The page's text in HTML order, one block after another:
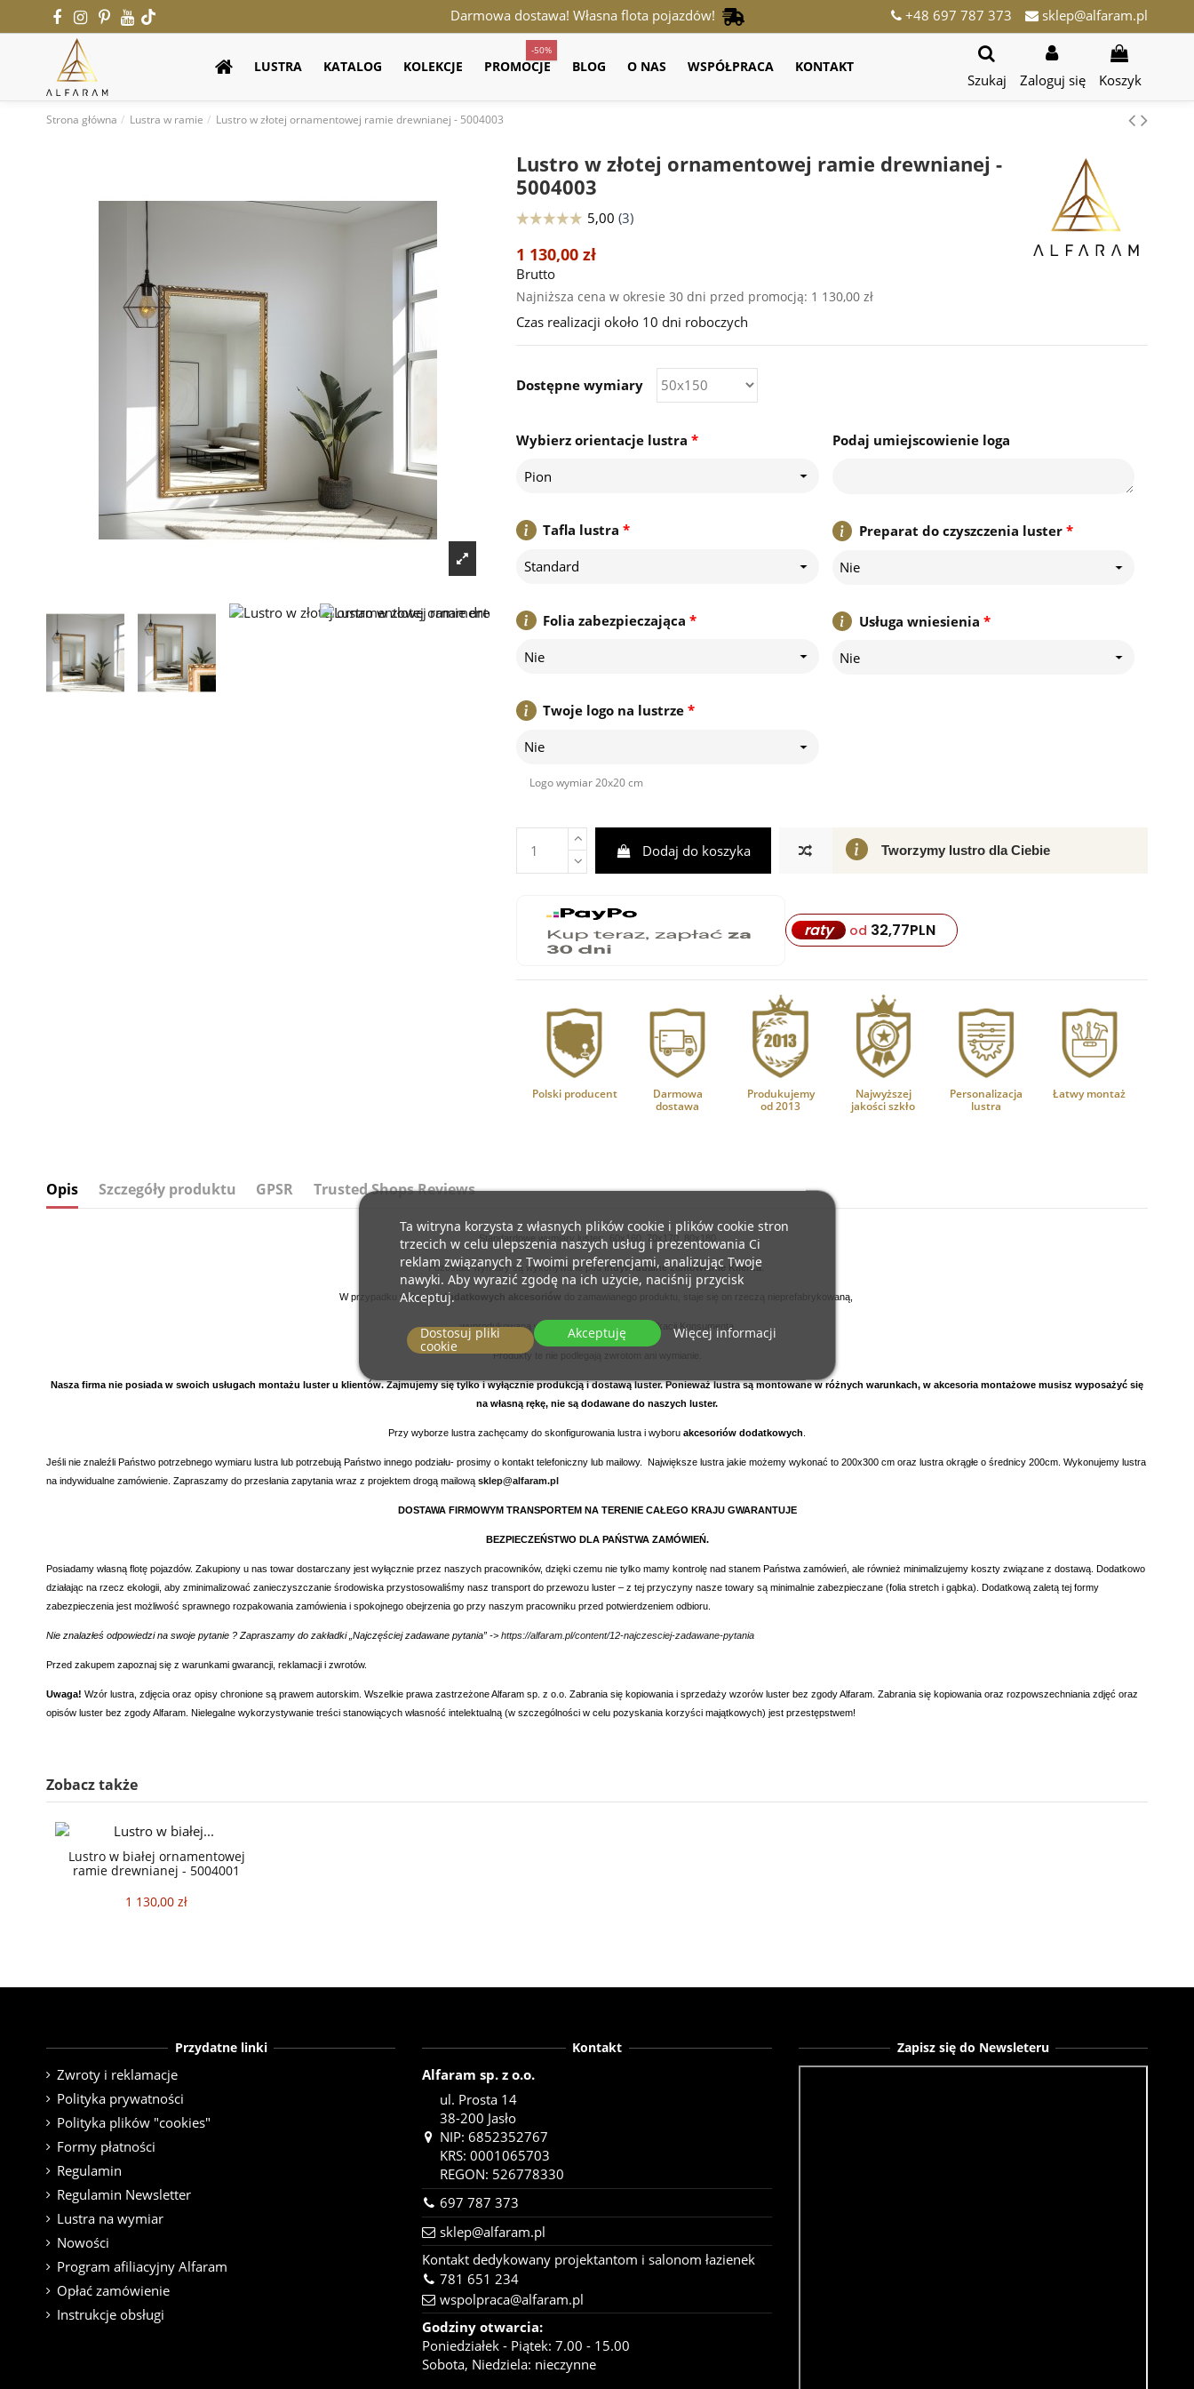
Darmowa dostawa! Własna flota pojazdów! +48 697 787 373 sklep@alfaram.pl
LUSTRA KATALOG KOLEKCJE PROMOCJE
-50%
BLOG O NAS WSPÓŁPRACA KONTAKT
Szukaj Zaloguj się Koszyk
Strona główna Lustra w ramie Lustro w złotej ornamentowej ramie drewnianej - 5004003
Lustro w złotej ornamentowej ramie drewnianej -
5004003
1 130,00 zł
Brutto
Najniższa cena w okresie 30 dni przed promocją: 1 130,00 zł
Czas realizacji około 10 dni roboczych
*
Wybierz orientacje lustra
Pion
*
Tafla lustra
Standard
*
Folia zabezpieczająca
Nie
*
Twoje logo na lustrze
Nie
Logo wymiar 20x20 cm
Podaj umiejscowienie loga
*
Preparat do czyszczenia luster
Nie
*
Usługa wniesienia
Nie
Dostępne wymiary
Dodaj do koszyka Tworzymy lustro dla Ciebie
raty od 32,77PLN
Polski producent
Darmowa
dostawa
Produkujemy
od 2013
Najwyższej
jakości szkło
Personalizacja
lustra
Łatwy montaż
Opis Szczegóły produktu GPSR Trusted Shops Reviews
Standardowe wymiary luster: 60x160, 70x170, 80x180
Pozostałe wymiary są wykonywane podindywidualne zamówienie Klienta.
W przypadku wybraniadodatkowych akcesoriów do zamawianego produktu, staje się on rzeczą nieprefabrykowaną,
wyprodukowaną według indywidualnej specyfikacji Konsumenta
Produkty te nie podlegają zwrotom ani wymianie.
Nasza firma nie posiada w swoich usługach montażu luster u klientów. Zajmujemy się tylko i wyłącznie produkcją i dostawą luster. Ponieważ lustra są montowane w różnych warunkach, w akcesoria montażowe musisz wyposażyć się
na własną rękę, nie są dodawane do naszych luster.
Przy wyborze lustra zachęcamy do skonfigurowania lustra i wyboru akcesoriów dodatkowych
Jeśli nie znaleźli Państwo potrzebnego wymiaru lustra lub potrzebują Państwo innego podziału- prosimy o kontakt telefoniczny lub mailowy. Największe lustra jakie możemy wykonać to 200x300 cm oraz lustra okrągłe o średnicy 200cm. Wykonujemy lustra
na indywidualne zamówienie. Zapraszamy do przesłania zapytania wraz z projektem drogą mailową sklep@alfaram.pl
DOSTAWA FIRMOWYM TRANSPORTEM NA TERENIE CAŁEGO KRAJU GWARANTUJE
BEZPIECZEŃSTWO DLA PAŃSTWA ZAMÓWIEŃ.
Posiadamy własną flotę pojazdów. Zakupiony u nas towar dostarczany jest wyłącznie przez naszych pracowników, dzięki czemu nie tylko mamy kontrolę nad stanem Państwa zamówień, ale również minimalizujemy koszty związane z dostawą. Dodatkowo
działając na rzecz ekologii, aby zminimalizować zanieczyszczanie środowiska przystosowaliśmy nasz transport do przewozu luster – z tej przyczyny nasze towary są minimalnie zabezpieczane (folia stretch i gąbka). Dodatkową zaletą tej formy
zabezpieczenia jest możliwość sprawnego rozpakowania zamówienia i spokojnego obejrzenia go przy naszym pracowniku przed potwierdzeniem odbioru.
Nie znalazłeś odpowiedzi na swoje pytanie ? Zapraszamy do zakładki „Najczęściej zadawane pytania” -> https://alfaram.pl/content/12-najczesciej-zadawane-pytania
Przed zakupem zapoznaj się z warunkami gwarancji, reklamacji i zwrotów.
Uwaga! Wzór lustra, zdjęcia oraz opisy chronione są prawem autorskim. Wszelkie prawa zastrzeżone Alfaram sp. z o.o. Zabrania się kopiowania i sprzedaży wzorów luster bez zgody Alfaram. Zabrania się kopiowania oraz rozpowszechniania zdjęć oraz
opisów luster bez zgody Alfaram. Nielegalne wykorzystywanie treści stanowiących własność intelektualną (w szczególności w celu pozyskania korzyści majątkowych) jest przestępstwem!
Zobacz także
Lustro w białej ornamentowej
ramie drewnianej - 5004001
1 130,00 zł
Przydatne linki
Zwroty i reklamacje
Polityka prywatności
Polityka plików "cookies"
Formy płatności
Regulamin
Regulamin Newsletter
Lustra na wymiar
Nowości
Program afiliacyjny Alfaram
Opłać zamówienie
Instrukcje obsługi
Kontakt
Alfaram sp. z o.o.
ul. Prosta 14
38-200 Jasło
NIP: 6852352767
KRS: 0001065703
REGON: 526778330
697 787 373
sklep@alfaram.pl
Kontakt dedykowany projektantom i salonom łazienek
781 651 234
wspolpraca@alfaram.pl
Godziny otwarcia:
Poniedziałek - Piątek: 7.00 - 15.00
Sobota, Niedziela: nieczynne
Zapisz się do Newsleteru
Ta witryna korzysta z własnych plików cookie i plików cookie stron
trzecich w celu ulepszenia naszych usług i prezentowania Ci
reklam związanych z Twoimi preferencjami, analizując Twoje
nawyki. Aby wyrazić zgodę na ich użycie, naciśnij przycisk
Akceptuj.
Więcej informacji
Dostosuj pliki
cookie
Akceptuję